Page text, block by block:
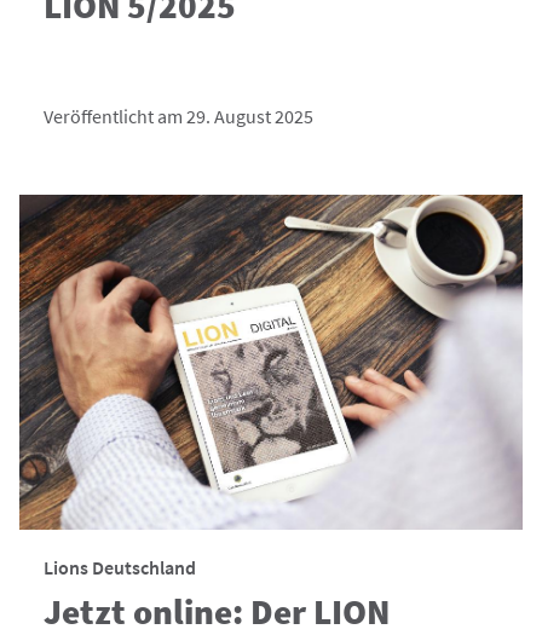
Veröffentlicht am 29. August 2025
Lions Deutschland
Jetzt online: Der LION